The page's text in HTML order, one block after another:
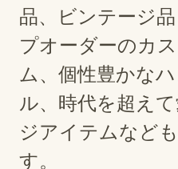
品、ビンテージ
プオーダーのカ
ム、個性豊かな
ル、時代を超え
ジアイテムなど
す。